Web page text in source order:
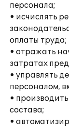
персонала;
• исчислять
оплаты труда;
• отражать
затратах
• управлять
персоналом,
•
состава;
•